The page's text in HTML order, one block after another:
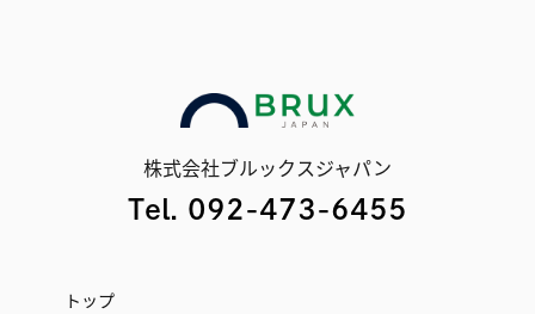
株式会社ブルックスジャパン
Tel. 092-473-6455
トップ